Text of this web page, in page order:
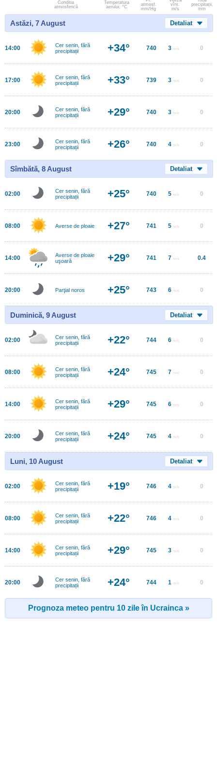
Conditia
atmosferică
Temperatura
aerului, °C
atmosf.
mm/Hg
vînt.
m/s
precipitații,
mm
Astăzi, 7 August Detaliat
14:00
Cer senin, fără
precipitații
+34° 740 3 m/s 0
17:00
Cer senin, fără
precipitații
+33° 739 3 m/s 0
20:00
Cer senin, fără
precipitații
+29° 740 3 m/s 0
23:00
Cer senin, fără
precipitații
+26° 740 4 m/s 0
Sîmbătă, 8 August Detaliat
02:00
Cer senin, fără
precipitații
+25° 740 5 m/s 0
08:00 Averse de ploaie +27° 741 5 m/s 0
14:00
Averse de ploaie
uşoară
+29° 741 7 m/s 0.4
20:00 Parţial noros +25° 743 6 m/s 0
Duminică, 9 August Detaliat
02:00
Cer senin, fără
precipitații
+22° 744 6 m/s 0
08:00
Cer senin, fără
precipitații
+24° 745 7 m/s 0
14:00
Cer senin, fără
precipitații
+29° 745 6 m/s 0
20:00
Cer senin, fără
precipitații
+24° 745 4 m/s 0
Luni, 10 August Detaliat
02:00
Cer senin, fără
precipitații
+19° 746 4 m/s 0
08:00
Cer senin, fără
precipitații
+22° 746 4 m/s 0
14:00
Cer senin, fără
precipitații
+29° 745 3 m/s 0
20:00
Cer senin, fără
precipitații
+24° 744 1 m/s 0
Prognoza meteo pentru 10 zile în Ucrainca »